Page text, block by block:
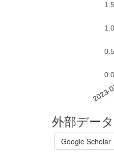
0.0
0.5
1.0
1.5
外部デー
Google Scholar